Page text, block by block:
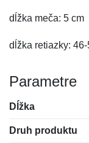
dĺžka meča: 5 cm
dĺžka retiazky:
Parametre
Dĺžka
Druh produktu